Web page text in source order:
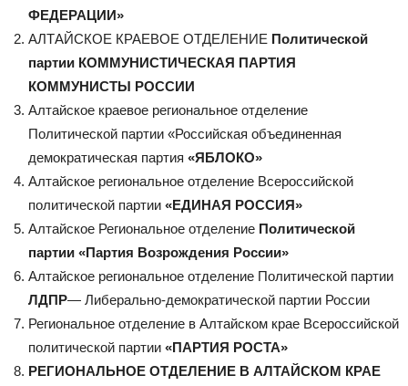
ФЕДЕРАЦИИ»
АЛТАЙСКОЕ КРАЕВОЕ ОТДЕЛЕНИЕ Политической
партии КОММУНИСТИЧЕСКАЯ ПАРТИЯ
КОММУНИСТЫ РОССИИ
Алтайское краевое региональное отделение
Политической партии «Российская объединенная
демократическая партия «ЯБЛОКО»
Алтайское региональное отделение Всероссийской
политической партии «ЕДИНАЯ РОССИЯ»
Алтайское Региональное отделение Политической
партии «Партия Возрождения России»
Алтайское региональное отделение Политической партии
ЛДПР— Либерально-демократической партии России
Региональное отделение в Алтайском крае Всероссийской
политической партии «ПАРТИЯ РОСТА»
РЕГИОНАЛЬНОЕ ОТДЕЛЕНИЕ В АЛТАЙСКОМ КРАЕ